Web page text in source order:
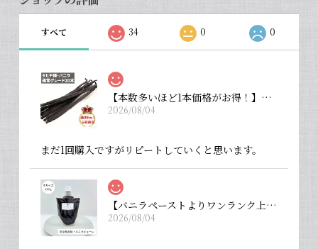
すべて 34 0 0
【本数多いほど1本価格がお得！】【タヒチ種・通常グレード 13cm・バニラビーンズ・20本】
2026/08/04
まだ1回購入ですがリピートしていくと思います。
【バニラペーストよりワンランク上の天然の香り】【揮発成分が無いため加熱しても香りが揮発しない優れもの！】完全無添加・バニラピューレ（内容量：中サイズ 200 g）
2026/08/04